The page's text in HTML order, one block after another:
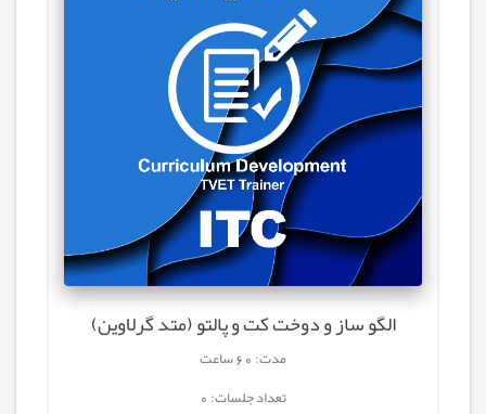
الگو ساز و دوخت کت و پالتو (متد گرلاوین)
مدت: 60 ساعت
تعداد جلسات: 0